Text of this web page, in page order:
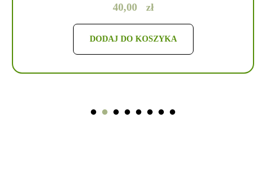
40,00 zł
DODAJ DO KOSZYKA